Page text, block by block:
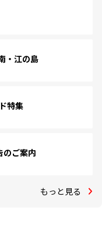
・江の島
特集
のご案内
もっと見る